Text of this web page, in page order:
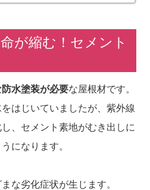
が縮む！セメント
水塗装が必要な屋根材です。
はじいていましたが、紫外線
、セメント素地がむき出しに
になります。
な劣化症状が生じます。